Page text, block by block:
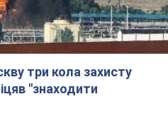
три кола захисту
"знаходити